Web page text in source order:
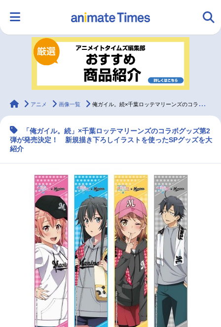
ランキング アニメ
ラジオ みんなの声
マンガ・ラノベ ゲーム・アプリ 音楽 コスプレ
2.5次元 配信・Vtuber トレンド 無料マンガ
最新記事一覧
アニメ記事一覧 声優記事一覧
アニメ映画一覧 実写化映画一覧
今期アニメ曜日別一覧
春アニメ 夏アニメ
秋アニメ 冬アニメ
男性声優/女性声優一覧
animateTimes
アニメ 画像一覧 俺ガイル。続×千葉ロッテマリーンズのコラボグッズ第2弾が発売決定
「俺ガイル。続」×千葉ロッテマリーンズのコラボグッズ第2
弾が発売決定！ 新規描き下ろしイラストを使ったSPグッズを大
紹介